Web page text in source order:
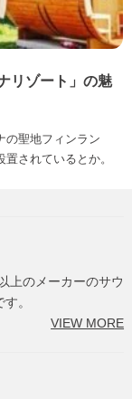
リゾート」の魅
の聖地フィンラン
されているとか。
上のメーカーのサウ
。
VIEW MORE